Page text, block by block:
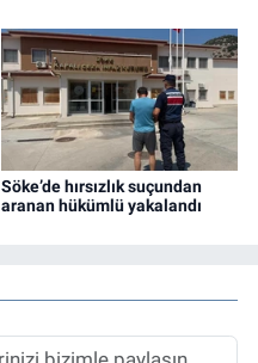
Söke’de hırsızlık suçundan
aranan hükümlü yakalandı